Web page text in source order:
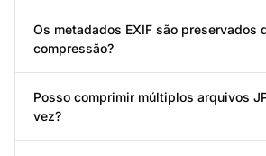
Os metadados EXIF são preservados
compressão?
Posso comprimir múltiplos arquivos
vez?